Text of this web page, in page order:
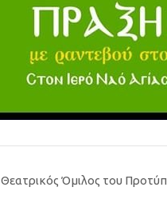
Θεατρικός Όμιλος του